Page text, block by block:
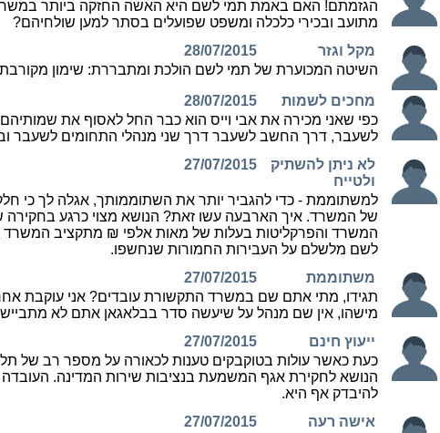
הגזמתם! האם באמת תמי לשם היא האשה החזקה ביותר
מתועב ובכירי כלכלה ומשפט שפועלים בסתר למען שולחיהם?
מקל וגזר
28/07/2015
השיטה המכוערת של תמי לשם הולכת ומתבררת: שימון
מחכים לשמות
28/07/2015
כפי שאני מכירה את אבי וייס הוא כבר החל לאסוף את
לשעבר, דרך החשב לשעבר דרך שני מנהלי התחומים לשעבר
לא ניתן להשתיק
ולטייח
27/07/2015
למשתוממת - כדי להגביר יותר את השתוממותך, אגלה לך כי
של המשרד. איך הארבעה עשו זאת? הנושא מצוי כרגע
המשרד והפרקליטות בעלות של מאות אלפי ₪ מתקציב המשרד
לשם מלשלם על העבירות החמורות שנחשפו.
משתוממת
27/07/2015
תגידו, מתי אתם שם במשרד התקשורת עובדים? אני עוקבת
מישהו, אין שם מנהל על שיעשה סדר בבלאגאן אתם לא
ייעוץ חינם
27/07/2015
כעת כאשר עולות בטוקבקים טענות לכאורה על מספר רב של
הנושא לחקירת אגף המשמעת בנציבות שירות המדינה. העובדה
להיבדק אף היא.
אישה רעה
27/07/2015